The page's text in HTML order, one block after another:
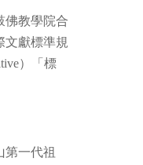
佛教學院合
文獻標準規
）「標
第一代祖